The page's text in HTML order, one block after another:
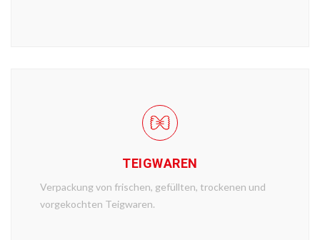
TEIGWAREN
Verpackung von frischen, gefüllten, trockenen und
vorgekochten Teigwaren.